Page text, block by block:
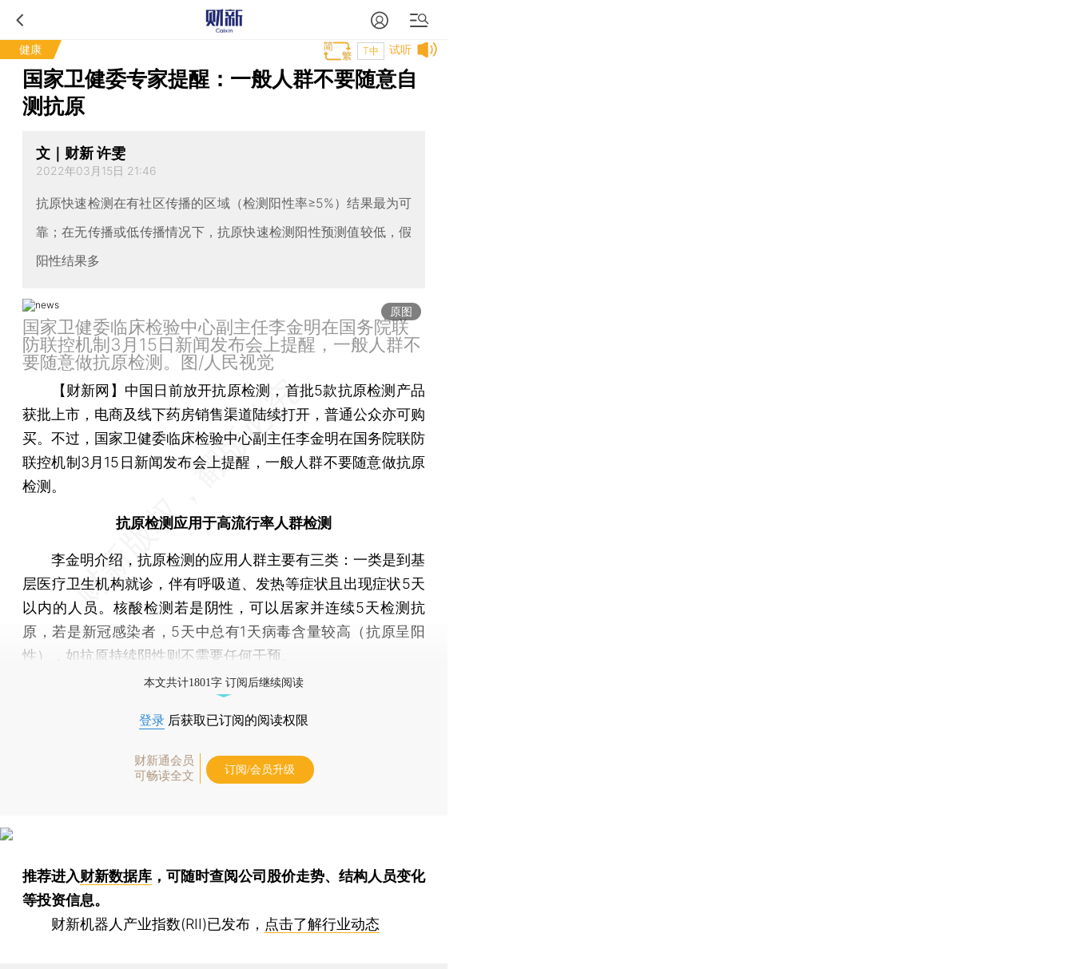
健康 试听
T中
国家卫健委专家提醒：一般人群不要随意自
测抗原
文｜财新 许雯
2022年03月15日 21:46
抗原快速检测在有社区传播的区域（检测阳性率≥5%）结果最为可
靠；在无传播或低传播情况下，抗原快速检测阳性预测值较低，假
阳性结果多
原图
国家卫健委临床检验中心副主任李金明在国务院联
防联控机制3月15日新闻发布会上提醒，一般人群不
要随意做抗原检测。图/人民视觉
【财新网】 中国日前放开抗原检测，首批5款抗原检测产品
获批上市，电商及线下药房销售渠道陆续打开，普通公众亦可购
买。不过，国家卫健委临床检验中心副主任李金明在国务院联防
联控机制3月15日新闻发布会上提醒，一般人群不要随意做抗原
检测。
抗原检测应用于高流行率人群检测
李金明介绍，抗原检测的应用人群主要有三类：一类是到基
层医疗卫生机构就诊，伴有呼吸道、发热等症状且出现症状5天
以内的人员。核酸检测若是阴性，可以居家并连续5天检测抗
原，若是新冠感染者，5天中总有1天病毒含量较高（抗原呈阳
性），如抗原持续阴性则不需要任何干预。
本文共计1801字 订阅后继续阅读
登录 后获取已订阅的阅读权限
财新通会员
可畅读全文
订阅/会员升级
推荐进入财新数据库 ，可随时查阅公司股价走势、结构人员变化
等投资信息。
财新机器人产业指数(RII)已发布， 点击了解行业动态